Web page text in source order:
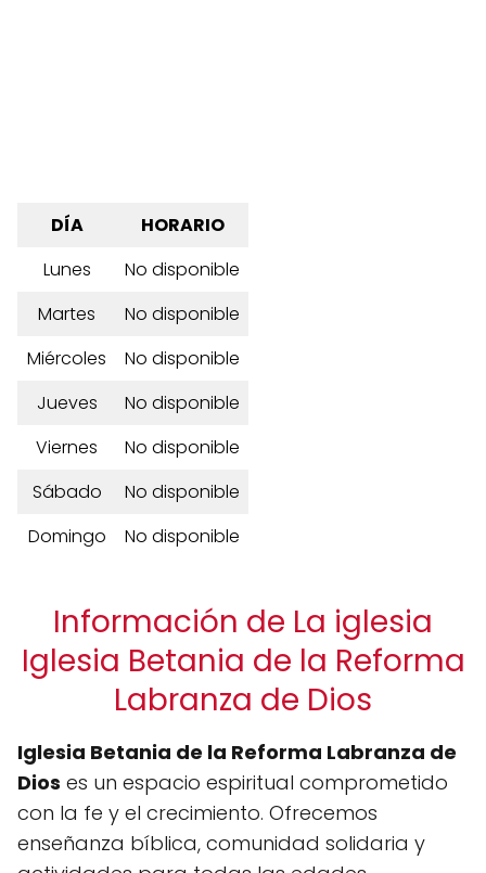
DÍA
HORARIO
Lunes
No disponible
Martes
No disponible
Miércoles
No disponible
Jueves
No disponible
Viernes
No disponible
Sábado
No disponible
Domingo
No disponible
Información de La iglesia
Iglesia Betania de la Reforma
Labranza de Dios
Iglesia Betania de la Reforma Labranza de
Dios es un espacio espiritual comprometido
con la fe y el crecimiento. Ofrecemos
enseñanza bíblica, comunidad solidaria y